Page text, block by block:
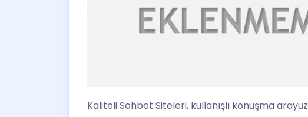
Kaliteli Sohbet Siteleri, kullanışlı konuşma